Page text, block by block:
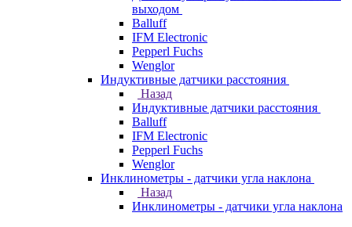
выходом
Balluff
IFM Electronic
Pepperl Fuchs
Wenglor
Индуктивные датчики расстояния
Назад
Индуктивные датчики расстояния
Balluff
IFM Electronic
Pepperl Fuchs
Wenglor
Инклинометры - датчики угла наклона
Назад
Инклинометры - датчики угла наклона